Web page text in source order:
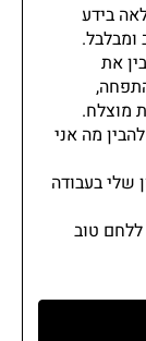
בידע
את
מוצלח.
מה אני
שלי בעבודה
טוב